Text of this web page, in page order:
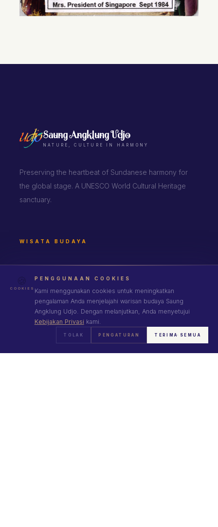
Saung Angklung Udjo
NATURE, CULTURE IN HARMONY
Preserving the heartbeat of Sundanese harmony for
the global stage. A UNESCO World Cultural Heritage
sanctuary.
WISATA BUDAYA
Experience
Visit Us
🍪
COOKIES
PENGGUNAAN COOKIES
Kami menggunakan cookies untuk meningkatkan
pengalaman Anda menjelajahi warisan budaya Saung
Angklung Udjo. Dengan melanjutkan, Anda menyetujui
Kebijakan Privasi kami.
TOLAK PENGATURAN TERIMA SEMUA